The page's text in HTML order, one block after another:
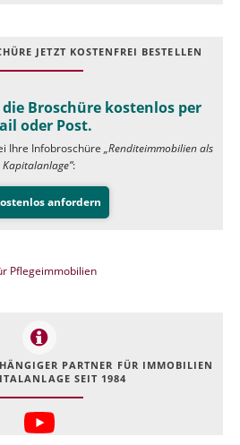
JETZT KOSTEN­FREI BESTELLEN
Broschüre kostenlos per
oder Post.
Ihre Infobroschüre„Renditeimmobilien als
Kapitalanlage”:
anfordern
PARTNER FÜR IMMOBILIEN
SEIT 1984